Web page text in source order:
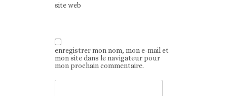
site web
enregistrer mon nom, mon e-mail et
mon site dans le navigateur pour
mon prochain commentaire.